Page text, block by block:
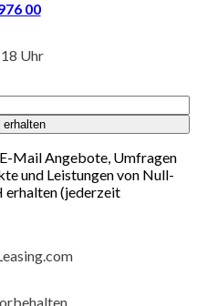
00
Uhr
Mail Angebote, Umfragen
und Leistungen von Null-
erhalten (jederzeit